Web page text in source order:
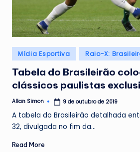
Posted
in
Mídia Esportiva Raio-X:
Tabela do Brasileirão
clássicos paulistas
Posted
Allan Simon 9 de outubro de 2019
A tabela do Brasileirão detalhada
32, divulgada no fim da…
Read More